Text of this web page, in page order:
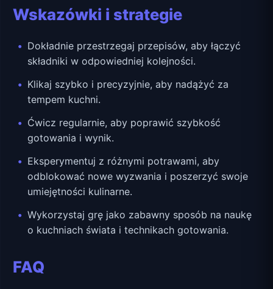
Wskazówki i strategie
Dokładnie przestrzegaj przepisów, aby łączyć
składniki w odpowiedniej kolejności.
Klikaj szybko i precyzyjnie, aby nadążyć za
tempem kuchni.
Ćwicz regularnie, aby poprawić szybkość
gotowania i wynik.
Eksperymentuj z różnymi potrawami, aby
odblokować nowe wyzwania i poszerzyć swoje
umiejętności kulinarne.
Wykorzystaj grę jako zabawny sposób na naukę
o kuchniach świata i technikach gotowania.
FAQ